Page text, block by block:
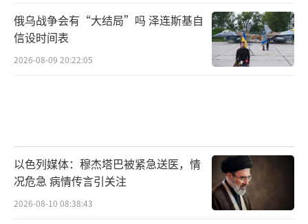
俄乌战争会有“大结局”吗 泽连斯基自
信设时间表
2026-08-09 20:22:05
以色列媒体：穆杰塔巴被紧急送医，情
况危急 病情传言引关注
2026-08-10 08:38:43